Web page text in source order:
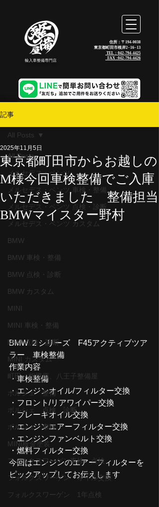
輸入車整備専門店
住所：〒194-0038
東京都町田市根岸2−16−13
TEL：042-794-4425
_FAX :042-794-4426
記事
All Posts
メルセデス・ベンツ
メルセデス・ベンツ 車検・整備
メルセデス・ベンツ 点検・診断
メルセデス・ベンツ カスタム
BMW
BMW 車検・整備
BMW 点検・診断
BMW カスタム
MINI
MINI 車検・整備
MINI 点検・診断
MINI カスタム
町田、相模原、八王子整備屋
ポルシェ 整備
ポルシェ 点検 診断
ポルシェ 車検
MINI板金塗装
フォルクスワーゲン車検 点検
フォルクスワーゲン オイル交換
フォルクスワーゲン 1年点検
All Posts
東京都町田市からお越しの
M様今回車検整備でご入庫
いただきました 整備担当
BMWマイスター野村
2025年11月5日
BMW ２シリーズ　F45アクティブツア
ラー　車検整備
作業内容
・車検整備
・エンジンオイル/フィルター交換
・フロント/リアワイパー交換
・ブレーキオイル交換
・エンジンエアーフィルター交換
・エンジンファンベルト交換
・燃料フィルター交換
今回はエンジンのエアーフィルターを
ピックアップしてお伝えします